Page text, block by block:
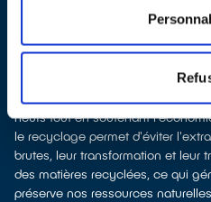
Recycler, c’est économiser les
environnemental
La production d’appareils
pollution et consommatrice de
donner son appareil permet
neufs tout en soutenant
le recyclage permet d'éviter
brutes, leur transformation et leur
des matières recyclées, ce qui
préserve nos ressources